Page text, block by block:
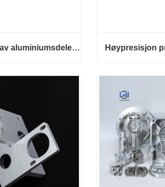
Produksjon av aluminiumsdeler med tilpasset service
Produksjon av aluminiumsdeler med tilpasset service